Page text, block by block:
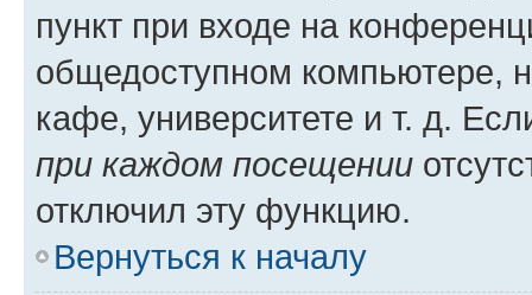
пункт при входе на
общедоступном компьютере,
кафе, университете и т. д.
при каждом посещении
отключил эту функцию.
Вернуться к началу